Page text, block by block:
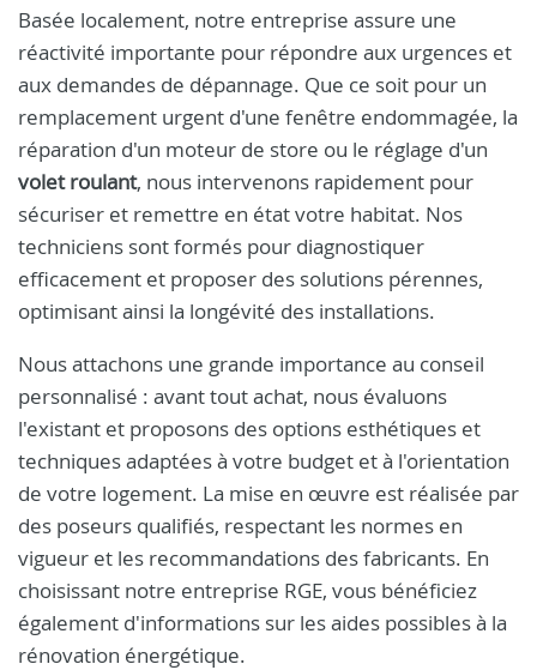
Basée localement, notre entreprise assure une
réactivité importante pour répondre aux urgences et
aux demandes de dépannage. Que ce soit pour un
remplacement urgent d'une fenêtre endommagée, la
réparation d'un moteur de store ou le réglage d'un
volet roulant, nous intervenons rapidement pour
sécuriser et remettre en état votre habitat. Nos
techniciens sont formés pour diagnostiquer
efficacement et proposer des solutions pérennes,
optimisant ainsi la longévité des installations.
Nous attachons une grande importance au conseil
personnalisé : avant tout achat, nous évaluons
l'existant et proposons des options esthétiques et
techniques adaptées à votre budget et à l'orientation
de votre logement. La mise en œuvre est réalisée par
des poseurs qualifiés, respectant les normes en
vigueur et les recommandations des fabricants. En
choisissant notre entreprise RGE, vous bénéficiez
également d'informations sur les aides possibles à la
rénovation énergétique.